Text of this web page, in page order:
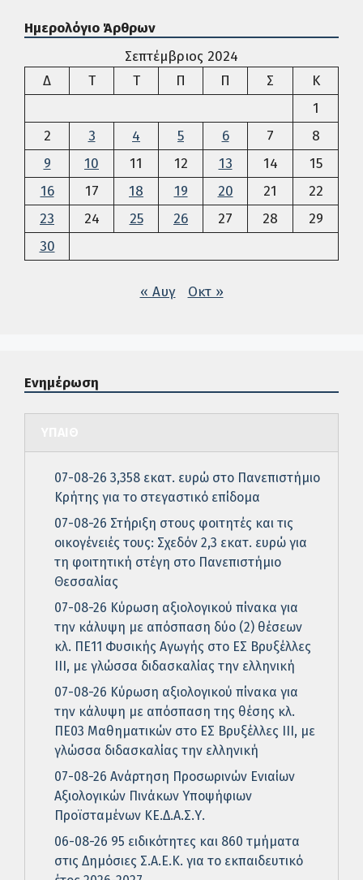
Ημερολόγιο Άρθρων
Σεπτέμβριος 2024
ΔΔευτέρα
ΤΤρίτη ΤΤετάρτη
Π Πέμπτη
Π Παρασκευή
Σ Σάββατο
Κ
1
2
3 4 5 6 7
8
9
10 11 12 13 14
15
16
17 18 19 20 21
22
23
24 25 26 27 28
29
30
« Αυγ Οκτ »
Ενημέρωση
07-08-26 3,358 εκατ. ευρώ στο Πανεπιστήμιο
Κρήτης για το στεγαστικό επίδομα
07-08-26 Στήριξη στους φοιτητές και τις
οικογένειές τους: Σχεδόν 2,3 εκατ. ευρώ για
τη φοιτητική στέγη στο Πανεπιστήμιο
Θεσσαλίας
07-08-26 Κύρωση αξιολογικού πίνακα για
την κάλυψη με απόσπαση δύο (2) θέσεων
κλ. ΠΕ11 Φυσικής Αγωγής στο ΕΣ Βρυξέλλες
ΙΙΙ, με γλώσσα διδασκαλίας την ελληνική
07-08-26 Κύρωση αξιολογικού πίνακα για
την κάλυψη με απόσπαση της θέσης κλ.
ΠΕ03 Μαθηματικών στο ΕΣ Βρυξέλλες ΙΙΙ, με
γλώσσα διδασκαλίας την ελληνική
07-08-26 Ανάρτηση Προσωρινών Ενιαίων
Αξιολογικών Πινάκων Υποψήφιων
Προϊσταμένων ΚΕ.Δ.Α.Σ.Υ.
06-08-26 95 ειδικότητες και 860 τμήματα
στις Δημόσιες Σ.Α.Ε.Κ. για το εκπαιδευτικό